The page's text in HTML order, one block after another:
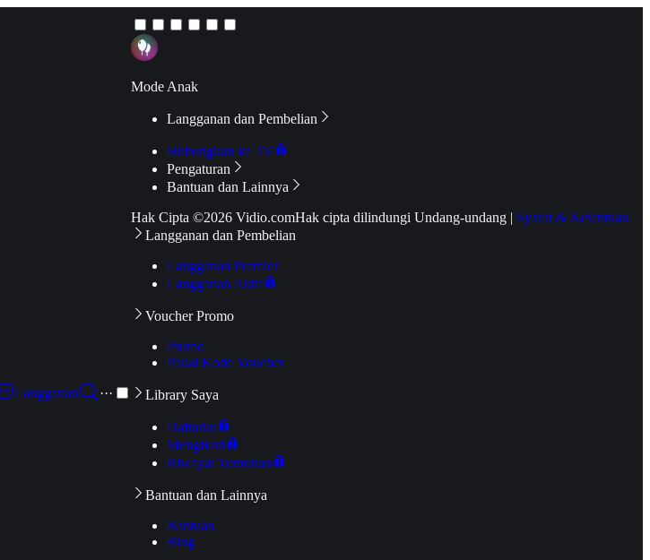
Langganan
···
Mode Anak
Langganan dan Pembelian
Hubungkan ke TV
Pengaturan
Bantuan dan Lainnya
Hak Cipta ©2026 Vidio.comHak cipta dilindungi Undang-undang | Syarat & Ketentuan
Langganan dan Pembelian
Langganan Premier
Langganan Aktif
Voucher Promo
Promo
Pakai Kode Voucher
Library Saya
Daftarku
Mengikuti
Riwayat Tontonan
Bantuan dan Lainnya
Bantuan
Blog